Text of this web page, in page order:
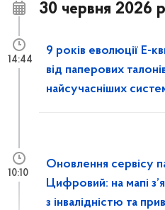
30 червня 2026
9 років еволюції Е-
від паперових
найсучасніших
14:44
Оновлення сервісу
Цифровий: на мапі
з інвалідністю та
10:10